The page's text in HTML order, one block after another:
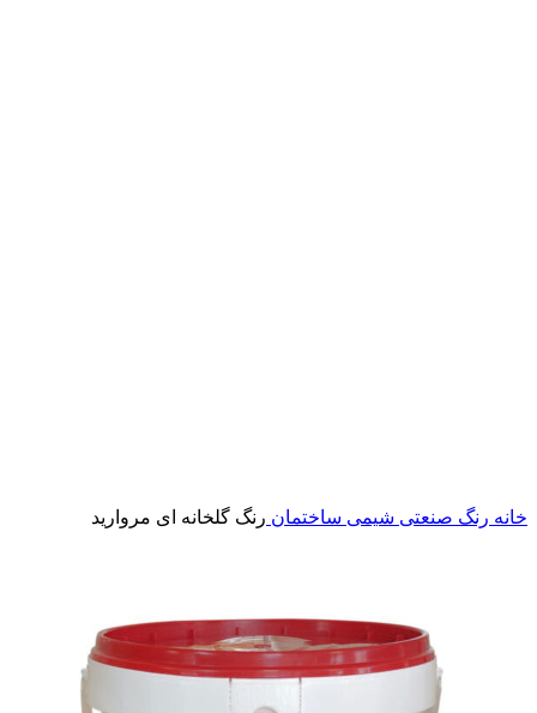
خانه رنگ صنعتی شیمی ساختمان رنگ گلخانه ای مروارید